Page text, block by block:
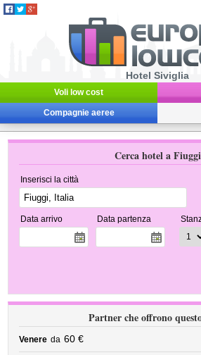
Hotel Siviglia
Voli low cost
Compagnie aeree
Cerca hotel a Fiuggi
Inserisci la città
Data arrivo Data partenza
Partner che offrono
Venere da 60 €